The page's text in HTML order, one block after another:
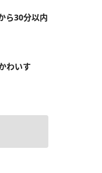
ら30分以内
わいす